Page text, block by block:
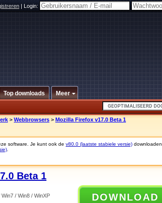
|Login:
Top downloads Meer
> Webbrowsers > Mozilla Firefox v17.0 Beta 1
software. Je kunt ook de v80.0 (laatste stabiele versie) downloaden.
Beta 1
/ Win8 / WinXP
DOWNLOAD